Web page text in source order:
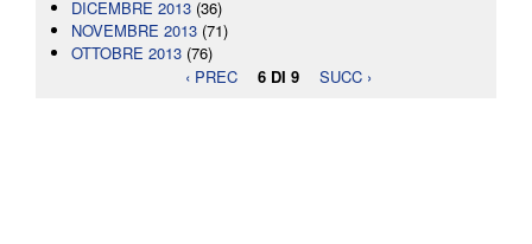
DICEMBRE 2013 (36)
NOVEMBRE 2013 (71)
OTTOBRE 2013 (76)
‹ PREC
6 DI 9 SUCC ›